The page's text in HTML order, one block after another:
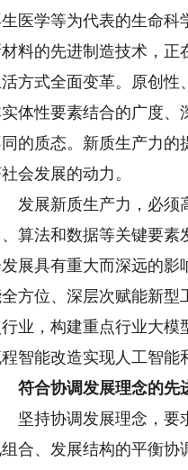
医学等为代表的生命科
料的先进制造技术，
方式全面变革。原创性
体性要素结合的广度、
的质态。新质生产力的
会发展的动力。
展新质生产力，必须高
算法和数据等关键要素
展具有重大而深远的影
方位、深层次赋能新型
行业，构建重点行业大
智能改造实现人工智能
合协调发展理念的先
持协调发展理念，要求
合、发展结构的平衡协